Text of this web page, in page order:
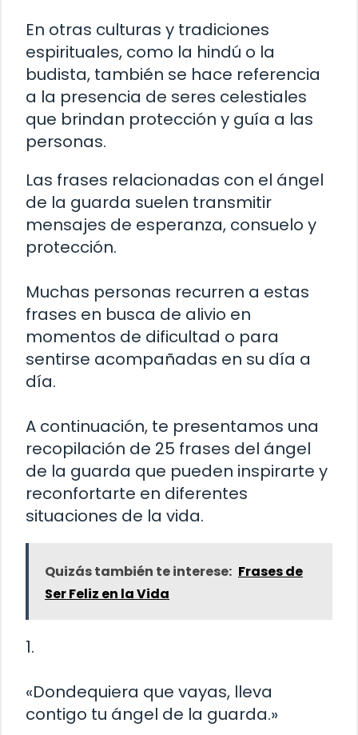
En otras culturas y tradiciones
espirituales, como la hindú o la
budista, también se hace referencia
a la presencia de seres celestiales
que brindan protección y guía a las
personas.
Las frases relacionadas con el ángel
de la guarda suelen transmitir
mensajes de esperanza, consuelo y
protección.
Muchas personas recurren a estas
frases en busca de alivio en
momentos de dificultad o para
sentirse acompañadas en su día a
día.
A continuación, te presentamos una
recopilación de 25 frases del ángel
de la guarda que pueden inspirarte y
reconfortarte en diferentes
situaciones de la vida.
Quizás también te interese: Frases de
Ser Feliz en la Vida
1.
«Dondequiera que vayas, lleva
contigo tu ángel de la guarda.»